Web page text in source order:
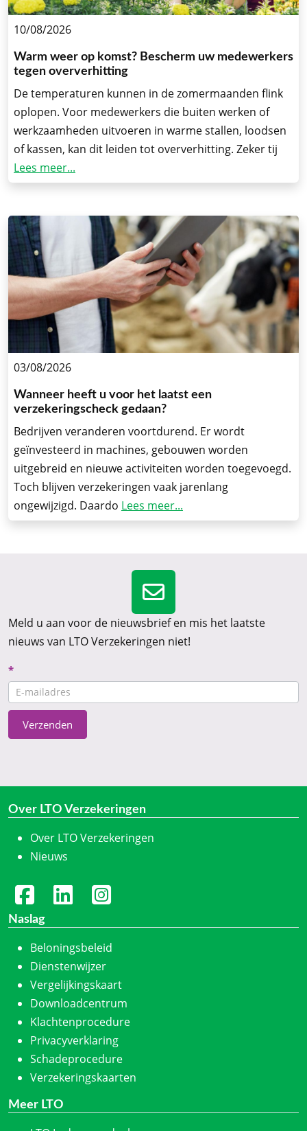
10/08/2026
Warm weer op komst? Bescherm uw medewerkers
tegen oververhitting
De temperaturen kunnen in de zomermaanden flink
oplopen. Voor medewerkers die buiten werken of
werkzaamheden uitvoeren in warme stallen, loodsen
of kassen, kan dit leiden tot oververhitting. Zeker tij
Lees meer...
03/08/2026
Wanneer heeft u voor het laatst een
verzekeringscheck gedaan?
Bedrijven veranderen voortdurend. Er wordt
geïnvesteerd in machines, gebouwen worden
uitgebreid en nieuwe activiteiten worden toegevoegd.
Toch blijven verzekeringen vaak jarenlang
ongewijzigd. Daardo Lees meer...
Meld u aan voor de nieuwsbrief en mis het laatste
nieuws van LTO Verzekeringen niet!
Nieuwsbrief
CTA
*
Verzenden
Over LTO Verzekeringen
Over LTO Verzekeringen
Nieuws
Naslag
Beloningsbeleid
Dienstenwijzer
Vergelijkingskaart
Downloadcentrum
Klachtenprocedure
Privacyverklaring
Schadeprocedure
Verzekeringskaarten
Meer LTO